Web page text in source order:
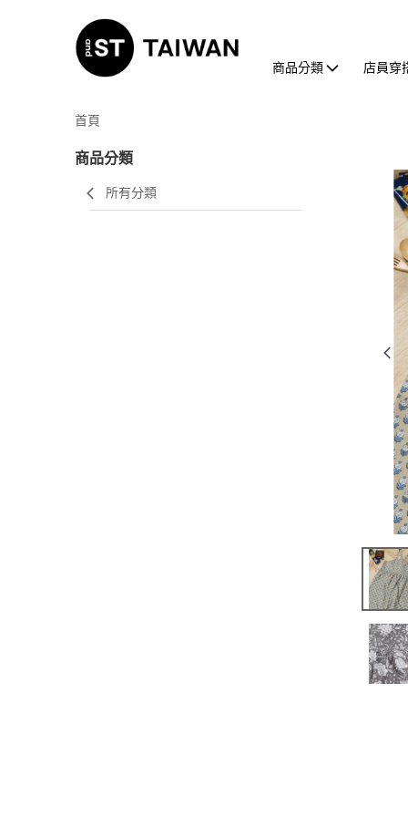
商品分類 店員穿
首頁
商品分類
所有分類